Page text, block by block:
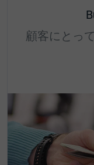
顧客にとっ